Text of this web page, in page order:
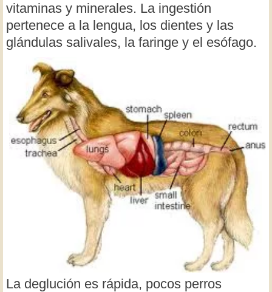
vitaminas y minerales. La ingestión
pertenece a la lengua, los dientes y las
glándulas salivales, la faringe y el esófago.
La deglución es rápida, pocos perros